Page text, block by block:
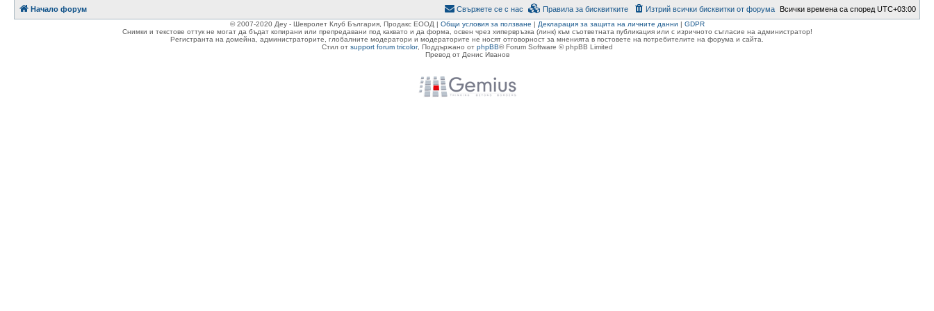
Начало форум Всички времена са според UTC+03:00
Изтрий всички бисквитки от форума
Правила за бисквитките
Свържете се с нас
© 2007-2020 Деу - Шевролет Клуб България, Продакс ЕООД | Общи условия за ползване | Декларация за защита на личните данни | GDPR
Снимки и текстове оттук не могат да бъдат копирани или препредавани под каквато и да форма, освен чрез хипервръзка (линк) към съответната публикация или с изричното съгласие на администратор!
Регистранта на домейна, администраторите, глобалните модератори и модераторите не носят отговорност за мненията в постовете на потребителите на форума и сайта.
Стил от support forum tricolor, Поддържано от phpBB® Forum Software © phpBB Limited
Превод от Денис Иванов